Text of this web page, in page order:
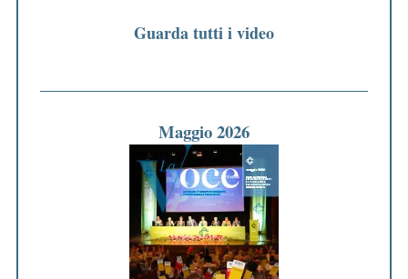
Guarda tutti i video
Maggio 2026